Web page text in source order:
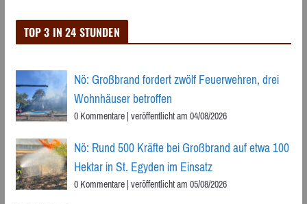
TOP 3 IN 24 STUNDEN
Nö: Großbrand fordert zwölf Feuerwehren, drei
Wohnhäuser betroffen
0 Kommentare|veröffentlicht am 04/08/2026
Nö: Rund 500 Kräfte bei Großbrand auf etwa 100
Hektar in St. Egyden im Einsatz
0 Kommentare|veröffentlicht am 05/08/2026